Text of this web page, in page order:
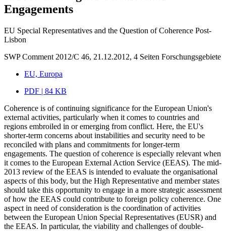
Engagements
EU Special Representatives and the Question of Coherence Post-
Lisbon
SWP Comment 2012/C 46, 21.12.2012, 4 Seiten Forschungsgebiete
EU, Europa
PDF | 84 KB
Coherence is of continuing significance for the European Union's
external activities, particularly when it comes to countries and
regions embroiled in or emerging from conflict. Here, the EU's
shorter-term concerns about instabilities and security need to be
reconciled with plans and commitments for longer-term
engagements. The question of coherence is especially relevant when
it comes to the European External Action Service (EEAS). The mid-
2013 review of the EEAS is intended to evaluate the organisational
aspects of this body, but the High Representative and member states
should take this opportunity to engage in a more strategic assessment
of how the EEAS could contribute to foreign policy coherence. One
aspect in need of consideration is the coordination of activities
between the European Union Special Representatives (EUSR) and
the EEAS. In particular, the viability and challenges of double-